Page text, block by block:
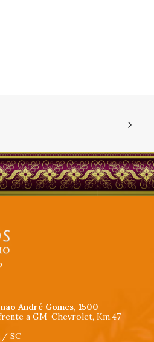
André Gomes, 1500
a GM-Chevrolet, Km.47
/ SC